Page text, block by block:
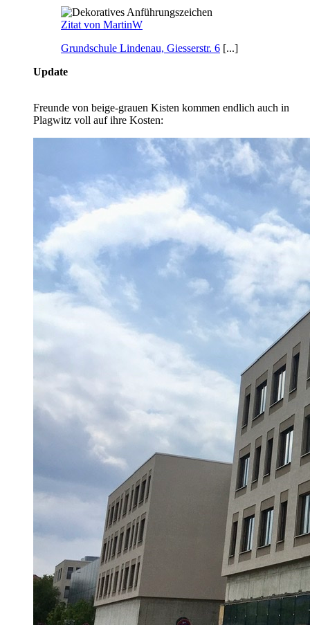
Zitat von MartinW
Grundschule Lindenau, Giesserstr. 6 [...]
Update
Freunde von beige-grauen Kisten kommen endlich auch in
Plagwitz voll auf ihre Kosten: